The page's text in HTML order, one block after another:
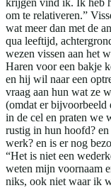
om te relativeren.”
wat meer dan met de
qua leeftijd,
wezen vissen aan het
Haren voor een bakje
en hij wil naar een
vraag aan hun wat ze
(omdat er
in de cel en praten we
rustig in hun hoofd? en
werk? en is er nog
“Het is niet een
weten mijn voornaam
niks, ook niet waar ik